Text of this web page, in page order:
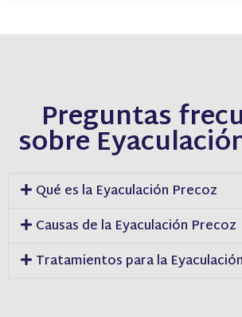
Preguntas
sobre
Qué es la Eyaculación Precoz
Causas de la Eyaculación Precoz
Tratamientos para la